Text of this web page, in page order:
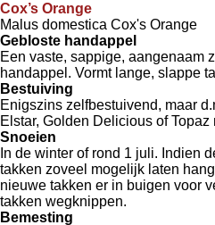
Cox’s Orange
Malus domestica Cox's Orange
Gebloste handappel
Een vaste, sappige, aangenaam
handappel. Vormt lange, slappe
Bestuiving
Enigszins zelfbestuivend, maar
Elstar, Golden Delicious of Topaz
Snoeien
In de winter of rond 1 juli. Indien
takken zoveel mogelijk laten
nieuwe takken er in buigen voor
takken wegknippen.
Bemesting